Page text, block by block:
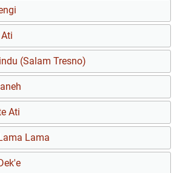
(Salam Tresno)
Ati
Lama